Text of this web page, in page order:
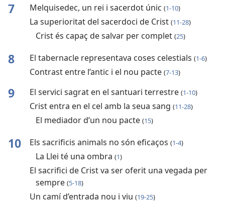
7 Melquisedec, un rei i sacerdot únic (1-10)
La superioritat del sacerdoci de Crist (11-28)
Crist és capaç de salvar per complet (25)
8 El tabernacle representava coses celestials (1-6)
Contrast entre l’antic i el nou pacte (7-13)
9 El servici sagrat en el santuari terrestre (1-10)
Crist entra en el cel amb la seua sang (11-28)
El mediador d’un nou pacte (15)
10 Els sacrificis animals no són eficaços (1-4)
La Llei té una ombra (1)
El sacrifici de Crist va ser oferit una vegada per
sempre (5-18)
Un camí d’entrada nou i viu (19-25)